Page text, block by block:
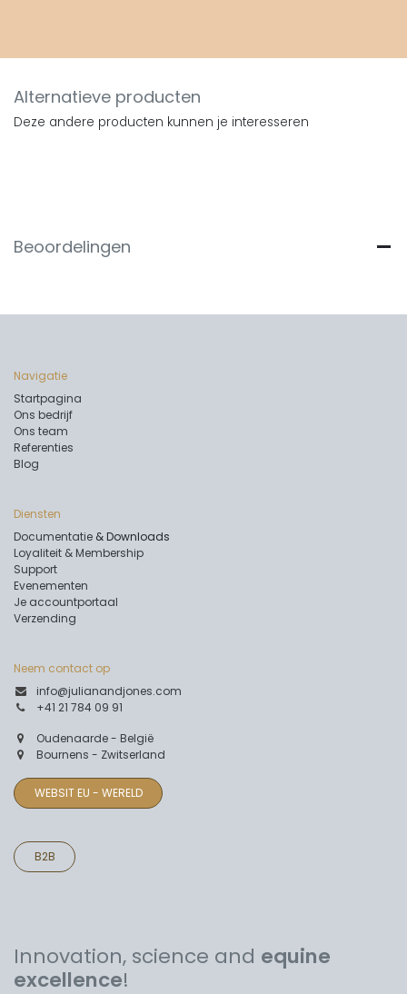
Alternatieve producten
Deze andere producten kunnen je interesseren
Beoordelingen
Navigatie
Startpagina
Ons bedrijf
Ons team
Referenties
Blog
Diensten
Documentatie & Downloads
Loyaliteit & Membership
Support
Evenementen
Je accountportaal
Verzending
Neem contact op
info@julianandjones.com
+41 21 784 09 91
Oudenaarde - België
Bournens - Zwitserland
WEBSIT EU - WERELD
B2B
Innovation, science and equine
excellence!